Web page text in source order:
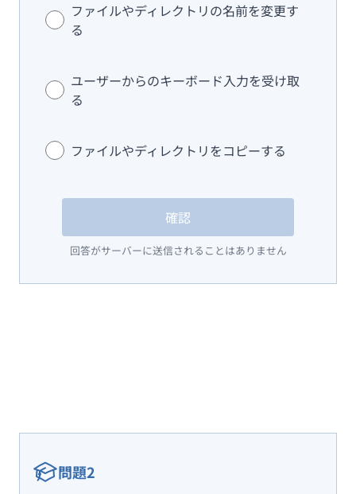
ファイルやディレクトリの名前を変更す
る
ユーザーからのキーボード入力を受け取
る
ファイルやディレクトリをコピーする
確認
回答がサーバーに送信されることはありません
問題2